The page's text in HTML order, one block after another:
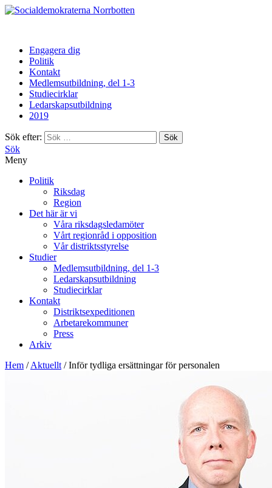
Norrbotten
Engagera dig
Politik
Kontakt
Medlemsutbildning, del 1-3
Studiecirklar
Ledarskapsutbildning
2019
Sök efter:
Sök
Meny
Politik
Riksdag
Region
Det här är vi
Våra riksdagsledamöter
Vårt regionråd i opposition
Vår distriktsstyrelse
Studier
Medlemsutbildning, del 1-3
Ledarskapsutbildning
Studiecirklar
Kontakt
Distriktsexpeditionen
Arbetarekommuner
Press
Arkiv
Hem /Aktuellt /Inför tydliga ersättningar för personalen